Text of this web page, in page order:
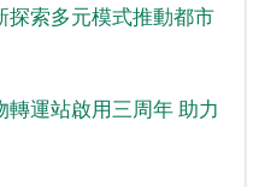
索多元模式推動都市
運站啟用三周年 助力